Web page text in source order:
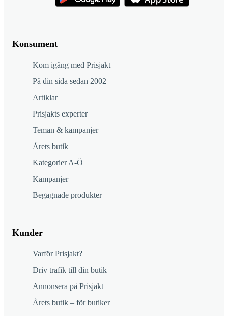
Konsument
Kom igång med Prisjakt
På din sida sedan 2002
Artiklar
Prisjakts experter
Teman & kampanjer
Årets butik
Kategorier A-Ö
Kampanjer
Begagnade produkter
Kunder
Varför Prisjakt?
Driv trafik till din butik
Annonsera på Prisjakt
Årets butik – för butiker